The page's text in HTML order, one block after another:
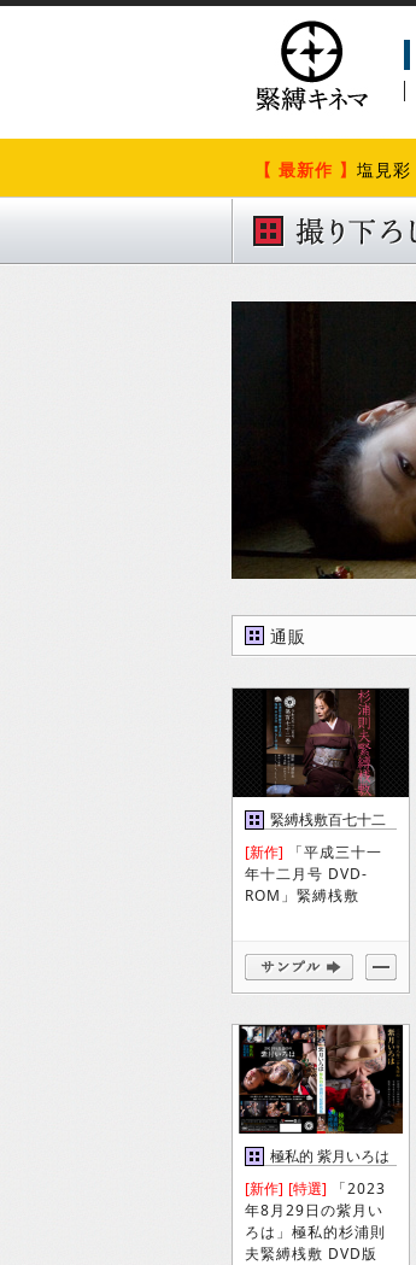
【 最新作 】 塩見彩
通販
緊縛桟敷百七十二
巻
[新作] 「平成三十一
年十二月号 DVD-
ROM」緊縛桟敷
極私的 紫月いろは
DVD
[新作] [特選] 「2023
年8月29日の紫月い
ろは」極私的杉浦則
夫緊縛桟敷 DVD版